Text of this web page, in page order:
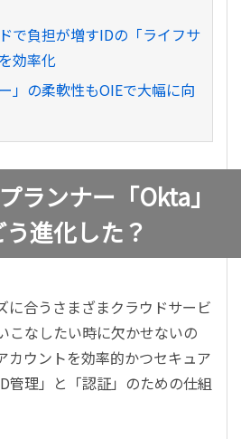
で負担が増すIDの「ライフサ
効率化
」の柔軟性もOIEで大幅に向
ランナー「Okta」
進化した？
に合うさまざまクラウドサービ
こなしたい時に欠かせないの
カウントを効率的かつセキュア
管理」と「認証」のための仕組